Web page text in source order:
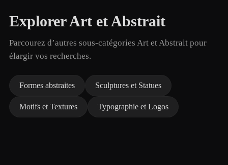
Explorer Art et Abstrait
Parcourez d’autres sous-catégories Art et Abstrait pour
élargir vos recherches.
Formes abstraites Sculptures et Statues
Motifs et Textures Typographie et Logos